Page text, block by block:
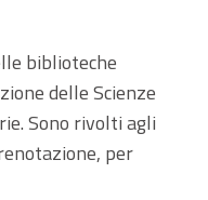
biblioteche
delle Scienze
Sono rivolti agli
per